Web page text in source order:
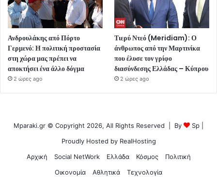
Ανδρουλάκης από Πόρτο
Γερμενό: Η πολιτική προστασία
στη χώρα μας πρέπει να
αποκτήσει ένα άλλο δόγμα
2 ώρες ago
Τιερύ Ντεό (Meridiam): Ο
άνθρωπος από την Μαρτινίκα
που έλυσε τον γρίφο
διασύνδεσης Ελλάδας – Κύπρου
2 ώρες ago
Mparaki.gr © Copyright 2026, All Rights Reserved | By Sp
Proudly Hosted by RealHosting
Αρχική
Social NetWork Ελλάδα Κόσμος
Πολιτική
Οικονομία
Αθλητικά Τεχνολογία